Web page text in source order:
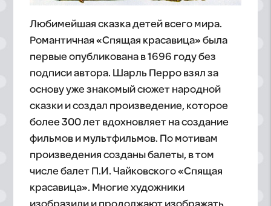
Любимейшая сказка детей всего мира.
Романтичная «Спящая красавица» была
первые опубликована в 1696 году без
подписи автора. Шарль Перро взял за
основу уже знакомый сюжет народной
сказки и создал произведение, которое
более 300 лет вдохновляет на создание
фильмов и мультфильмов. По мотивам
произведения созданы балеты, в том
числе балет П.И. Чайковского «Спящая
красавица». Многие художники